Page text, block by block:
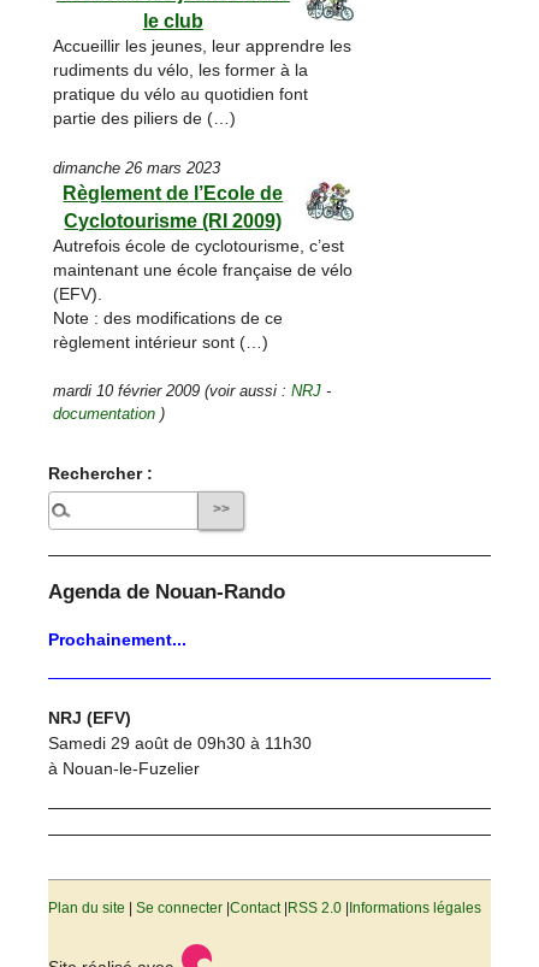
le club
Accueillir les jeunes, leur apprendre les
rudiments du vélo, les former à la
pratique du vélo au quotidien font
partie des piliers de (…)
dimanche 26 mars 2023
Règlement de l’Ecole de
Cyclotourisme (RI 2009)
Autrefois école de cyclotourisme, c’est
maintenant une école française de vélo
(EFV).
Note : des modifications de ce
règlement intérieur sont (…)
mardi 10 février 2009 (voir aussi :NRJ -
documentation )
Rechercher :
Agenda de Nouan-Rando
Prochainement...
NRJ (EFV)
Samedi 29 août de 09h30 à 11h30
à Nouan-le-Fuzelier
Plan du site |Se connecter |Contact| RSS 2.0 Informations légales